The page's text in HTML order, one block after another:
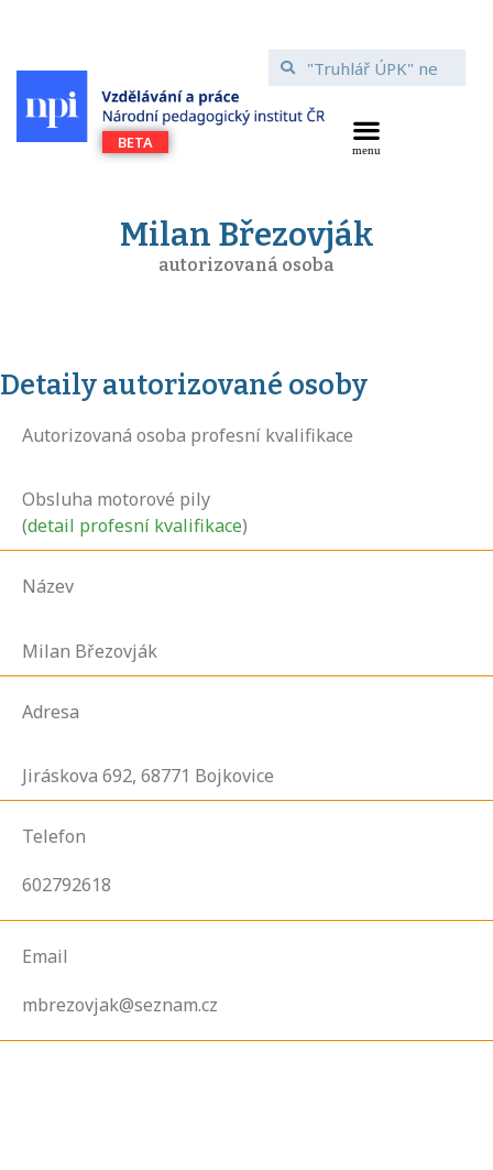
Milan Březovják
autorizovaná osoba
Detaily autorizované osoby
Autorizovaná osoba profesní kvalifikace
Obsluha motorové pily
(detail profesní kvalifikace)
Název
Milan Březovják
Adresa
Jiráskova 692, 68771 Bojkovice
Telefon
602792618
Email
mbrezovjak@seznam.cz